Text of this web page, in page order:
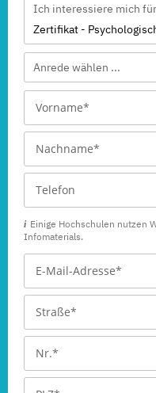
Ich interessiere mich
Zertifikat -
Anrede wählen ...
Einige Hochschulen nutzen
Infomaterials.